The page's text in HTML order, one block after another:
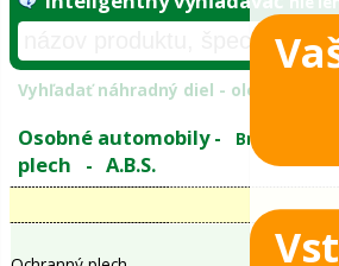
Inteligentný
Vyhľadať náhradný diel -